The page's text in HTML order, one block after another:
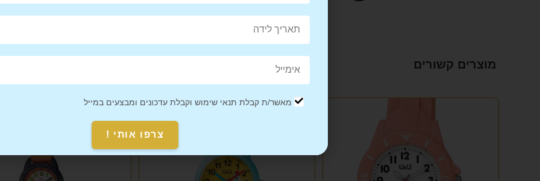
מוצרים קשורים
מאשר/ת קבלת תנאי שימוש וקבלת עדכונים ומבצעים במייל
צרפו אותי !